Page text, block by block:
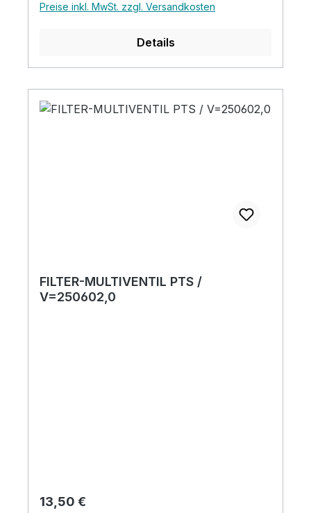
Preise inkl. MwSt. zzgl. Versandkosten
Details
FILTER-MULTIVENTIL PTS /
V=250602,0
Regulärer Preis:
13,50 €